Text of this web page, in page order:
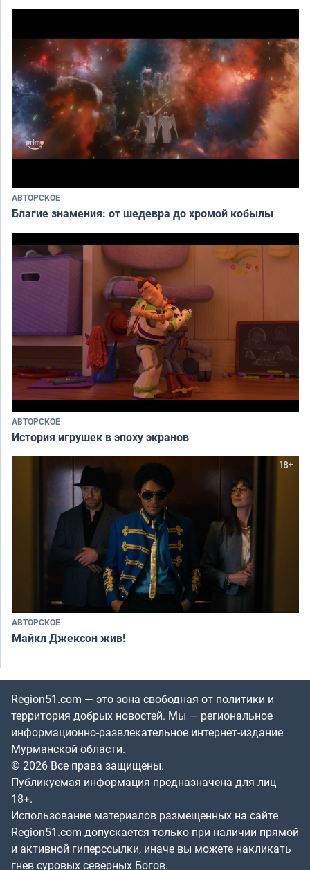
АВТОРСКОЕ
Благие знамения: от шедевра до хромой кобылы
АВТОРСКОЕ
История игрушек в эпоху экранов
АВТОРСКОЕ
Майкл Джексон жив!
Region51.com — это зона свободная от политики и
территория добрых новостей. Мы — региональное
информационно-развлекательное интернет-издание
Мурманской области.
© 2026 Все права защищены.
Публикуемая информация предназначена для лиц
18+.
Использование материалов размещенных на сайте
Region51.com допускается только при наличии прямой
и активной гиперссылки, иначе вы можете накликать
гнев суровых северных Богов.